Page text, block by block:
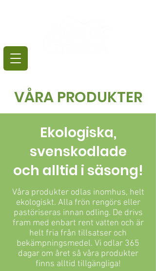
VÅRA PRODUKTER
Ekologiska,
svenskodlade
och alltid i säsong!​
Våra produkter odlas inomhus, helt
ekologiskt. Alla frön rengörs eller
pastöriseras innan odling. De drivs
fram med enbart rent vatten och är
helt fria från tillsatser och
bekämpningsmedel. Vi odlar 365
dagar om året så våra produkter
finns alltid tillgängliga!